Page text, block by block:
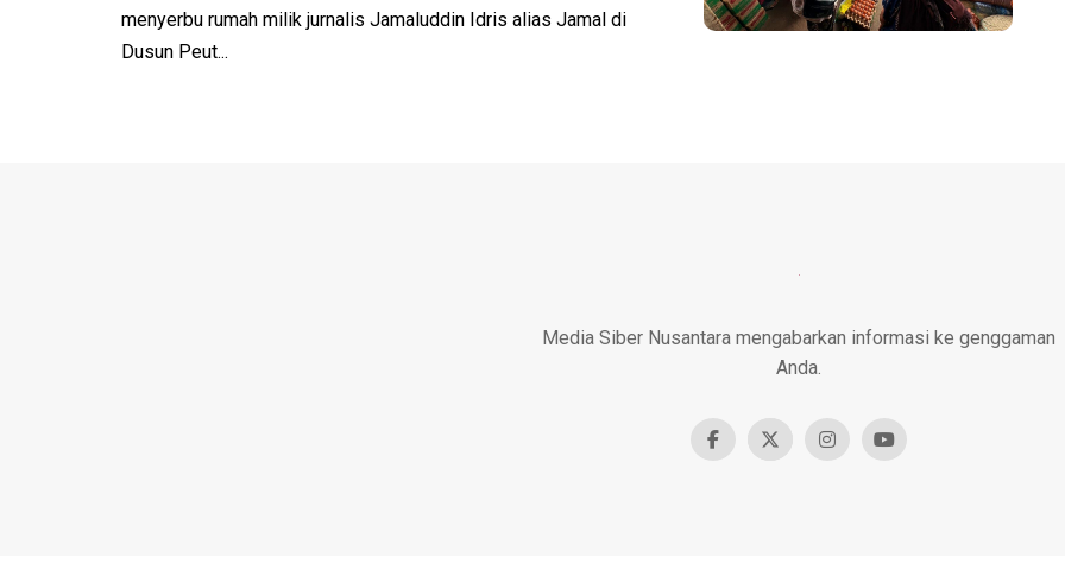
menyerbu rumah milik jurnalis Jamaluddin Idris alias Jamal di
Dusun Peut...
Media Siber Nusantara mengabarkan informasi ke genggaman
Anda.